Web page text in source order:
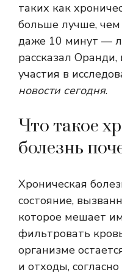
таких как
больше лучше,
даже 10 минут —
рассказал
участия в
новости сегодня.
Что такое
болезнь
Хроническая
состояние,
которое мешает
фильтровать
организме
и отходы,